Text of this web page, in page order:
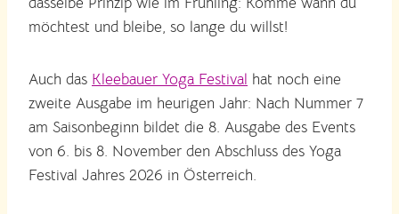
möchtest und bleibe, so lange du willst!
Auch das Kleebauer Yoga Festival hat noch eine
zweite Ausgabe im heurigen Jahr: Nach Nummer 7
am Saisonbeginn bildet die 8. Ausgabe des Events
von 6. bis 8. November den Abschluss des Yoga
Festival Jahres 2026 in Österreich.